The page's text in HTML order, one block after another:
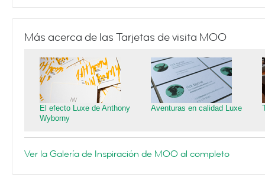
Más acerca de las Tarjetas de visita MOO
El efecto Luxe de Anthony
Wyborny
Aventuras en calidad Luxe
Ver la Galería de Inspiración de MOO al completo